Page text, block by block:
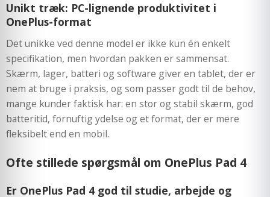
Unikt træk: PC-lignende produktivitet i
OnePlus-format
Det unikke ved denne model er ikke kun én enkelt
specifikation, men hvordan pakken er sammensat.
Skærm, lager, batteri og software giver en tablet, der er
nem at bruge i praksis, og som passer godt til de behov,
mange kunder faktisk har: en stor og stabil skærm, god
batteritid, fornuftig ydelse og et format, der er mere
fleksibelt end en mobil.
Ofte stillede spørgsmål om OnePlus Pad 4
Er OnePlus Pad 4 god til studie, arbejde og